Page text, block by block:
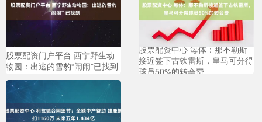
股票配资门户平台 西宁野生动
物园：出逃的雪豹“闹闹”已找到
股票配资中心 每体：那不勒斯
接近签下古铁雷斯，皇马可分得
球员50%的转会费